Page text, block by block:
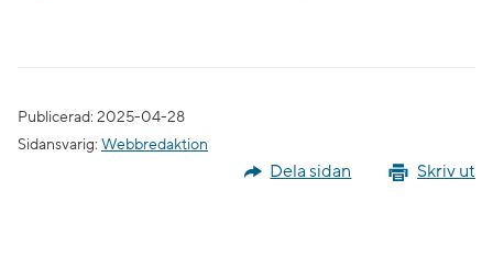
Publicerad: 2025-04-28
Sidansvarig: Webbredaktion
Skriv ut
Dela sidan